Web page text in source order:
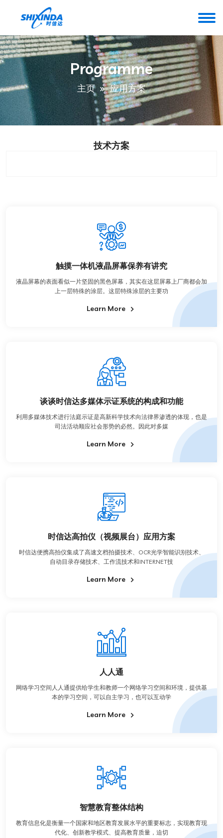
Programme
主页 应用方案
技术方案
触摸一体机液晶屏幕保养有讲究
液晶屏幕的表面看似一片坚固的黑色屏幕，其实在这层屏幕上厂商都会加
上一层特殊的涂层。这层特殊涂层的主要功
Learn More
谈谈时信达多媒体示证系统的构成和功能
利用多媒体技术进行法庭示证是高新科学技术向法律界渗透的体现，也是
司法活动顺应社会形势的必然。因此对多媒
Learn More
时信达高拍仪（视频展台）应用方案
时信达便携高拍仪集成了高速文档拍摄技术、OCR光学智能识别技术、
自动目录存储技术、工作流技术和INTERNET技
Learn More
人人通
网络学习空间人人通提供给学生和教师一个网络学习空间和环境，提供基
本的学习空间，可以自主学习，也可以互动学
Learn More
智慧教育整体结构
教育信息化是衡量一个国家和地区教育发展水平的重要标志，实现教育现
代化、创新教学模式、提高教育质量，迫切